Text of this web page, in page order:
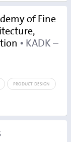
of Fine
• KADK –
PRODUCT DESIGN